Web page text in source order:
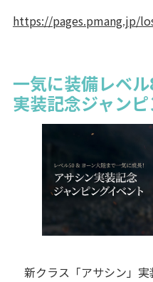
https://pages.pmang.jp/
一気に装備レベ
実装記念ジャンピ
新クラス「アサシン」